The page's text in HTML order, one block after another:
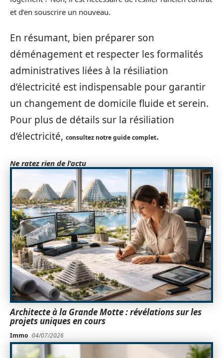
et d’en souscrire un nouveau.
En résumant, bien préparer son
déménagement et respecter les formalités
administratives liées à la résiliation
d’électricité est indispensable pour garantir
un changement de domicile fluide et serein.
Pour plus de détails sur la résiliation
d’électricité, consultez notre guide complet.
Ne ratez rien de l'actu
Architecte à la Grande Motte : révélations sur les
projets uniques en cours
Immo 04/07/2026